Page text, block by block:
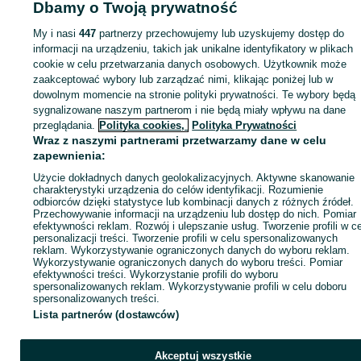
Zaloguj się lub załóż konto na OLX, aby skontaktować się z
sprzedającym
Zaloguj się / Załóż konto
Wyślij wiadomość
Dbamy o Twoją prywatność
My i nasi447 partnerzy przechowujemy lub uzyskujemy dostęp do
informacji na urządzeniu, takich jak unikalne identyfikatory w plikach
cookie w celu przetwarzania danych osobowych. Użytkownik może
zaakceptować wybory lub zarządzać nimi, klikając poniżej lub w
dowolnym momencie na stronie polityki prywatności. Te wybory będą
sygnalizowane naszym partnerom i nie będą miały wpływu na dane
przeglądania. Polityka cookies, Polityka Prywatności
Wraz z naszymi partnerami przetwarzamy dane w celu
zapewnienia:
Użycie dokładnych danych geolokalizacyjnych. Aktywne skanowanie
charakterystyki urządzenia do celów identyfikacji. Rozumienie
odbiorców dzięki statystyce lub kombinacji danych z różnych źródeł.
Przechowywanie informacji na urządzeniu lub dostęp do nich. Pomiar
efektywności reklam. Rozwój i ulepszanie usług. Tworzenie profili w
personalizacji treści. Tworzenie profili w celu spersonalizowanych
reklam. Wykorzystywanie ograniczonych danych do wyboru reklam.
Wykorzystywanie ograniczonych danych do wyboru treści. Pomiar
efektywności treści. Wykorzystanie profili do wyboru
spersonalizowanych reklam. Wykorzystywanie profili w celu doboru
spersonalizowanych treści.
Lista partnerów (dostawców)
Akceptuj wszystkie